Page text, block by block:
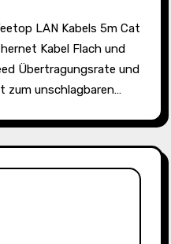
Kabel Flach und
Übertragungsrate und
zum unschlagbaren…